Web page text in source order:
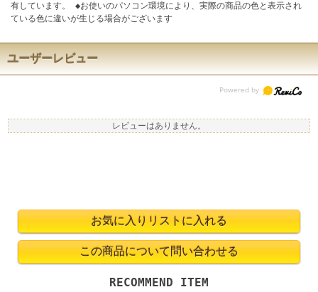
有しています。 ◆お使いのパソコン環境により、実際の商品の色と表示され
ている色に違いが生じる場合がございます
ユーザーレビュー
レビューはありません。
RECOMMEND ITEM